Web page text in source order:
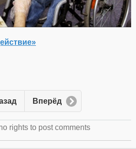
Вперёд
rights to post comments